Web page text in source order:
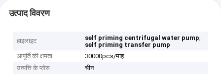
उत्पाद विवरण
हाइलाइट self priming centrifugal water pump,
self priming transfer pump
आपूर्ति की क्षमता
30000pcs/माह
उत्पत्ति के प्लेस
चीन